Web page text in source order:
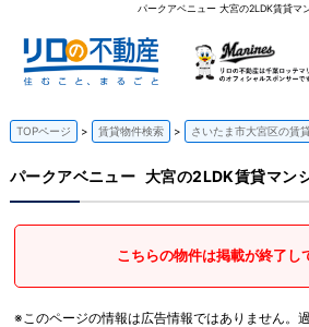
パークアベニュー 大宮の2LDK賃貸
TOPページ 賃貸物件検索 さいたま市大宮区の賃
パークアベニュー 大宮の2LDK賃貸マン
こちらの物件は掲載が終了し
※このページの情報は広告情報ではありません。